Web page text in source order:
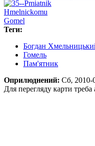
Теги:
Богдан
Гомель
Пам'ятник
Оприлюднений: Сб,
Для перегляду карти